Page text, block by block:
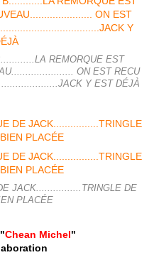
REMORQUE EST
ON EST RECU
Y EST DÉJÀ
JACK................TRINGLE DE
PLACÉE
Chean Michel"